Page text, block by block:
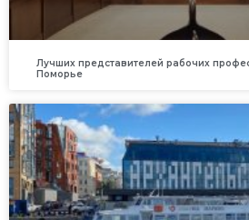
Лучших представителей рабочих
Поморье